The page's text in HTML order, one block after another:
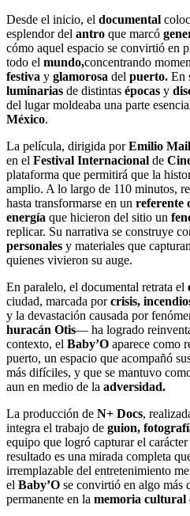
Desde el inicio, el documental
esplendor del antro que marcó
cómo aquel espacio se convirtió en
todo el mundo,concentrando
festiva y glamorosa del puerto. En
luminarias de distintas épocas y
del lugar moldeaba una parte
México.
La película, dirigida porEmilio
en el Festival Internacional de
plataforma que permitirá que la
amplio. A lo largo de 110 minutos,
hasta transformarse en un referente
energía que hicieron del sitio un
replicar. Su narrativa se construye
personales y materiales que
quienes vivieron su auge.
En paralelo, el documental retrata el
ciudad, marcada porcrisis,
y la devastación causada por
huracán Otis— ha logrado
contexto, el Baby’O aparece como
puerto, un espacio que acompañó
más difíciles, y que se mantuvo
aun en medio de la adversidad.
La producción de N+ Docs,
integra el trabajo de guion,
equipo que logró capturar el
resultado es una mirada completa
irremplazable del entretenimiento
el Baby’O se convirtió en algo más
permanente en la memoria cultural